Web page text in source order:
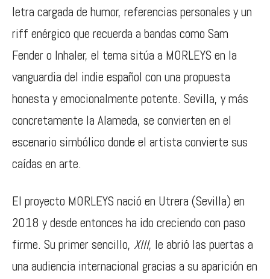
letra cargada de humor, referencias personales y un
riff enérgico que recuerda a bandas como Sam
Fender o Inhaler, el tema sitúa a MORLEYS en la
vanguardia del indie español con una propuesta
honesta y emocionalmente potente. Sevilla, y más
concretamente la Alameda, se convierten en el
escenario simbólico donde el artista convierte sus
caídas en arte.
El proyecto MORLEYS nació en Utrera (Sevilla) en
2018 y desde entonces ha ido creciendo con paso
firme. Su primer sencillo, XIII, le abrió las puertas a
una audiencia internacional gracias a su aparición en